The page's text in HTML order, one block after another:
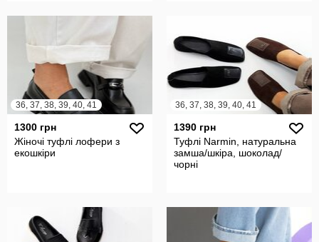
36, 37, 38, 39, 40, 41
1300 грн
Жіночі туфлі лофери з
екошкіри
36, 37, 38, 39, 40, 41
1390 грн
Туфлі Narmin, натуральна
замша/шкіра, шоколад/
чорні